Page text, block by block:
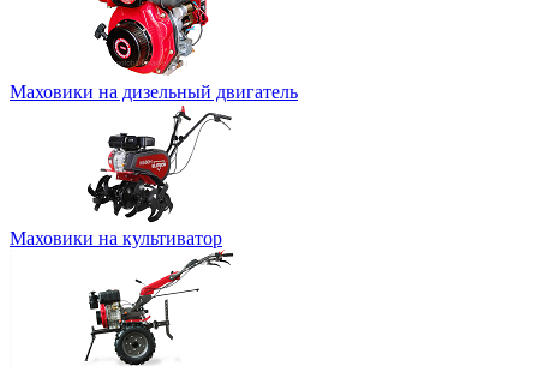
Маховики на дизельный двигатель
Маховики на культиватор